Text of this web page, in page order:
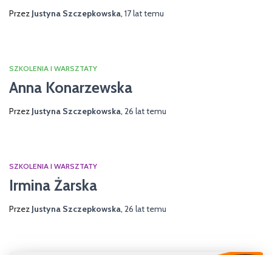
Przez Justyna Szczepkowska, 17 lattemu
SZKOLENIA I WARSZTATY
Anna Konarzewska
Przez Justyna Szczepkowska, 26 lattemu
SZKOLENIA I WARSZTATY
Irmina Żarska
Przez Justyna Szczepkowska, 26 lattemu